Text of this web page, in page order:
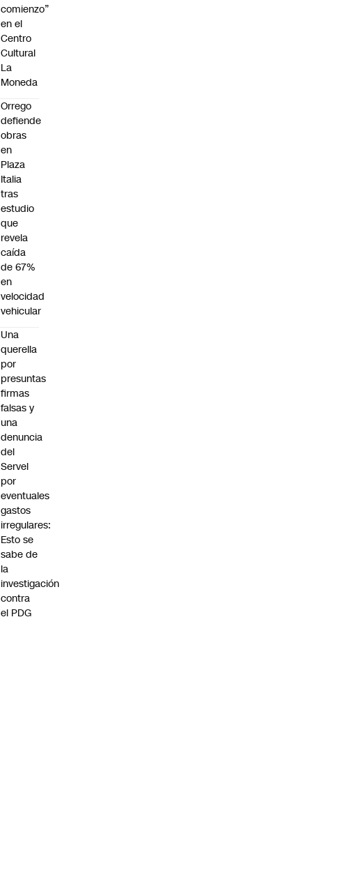
comienzo”
en el
Centro
Cultural
La
Moneda
Orrego
defiende
obras
en
Plaza
Italia
tras
estudio
que
revela
caída
de 67%
en
velocidad
vehicular
Una
querella
por
presuntas
firmas
falsas y
una
denuncia
del
Servel
por
eventuales
gastos
irregulares:
Esto se
sabe de
la
investigación
contra
el PDG